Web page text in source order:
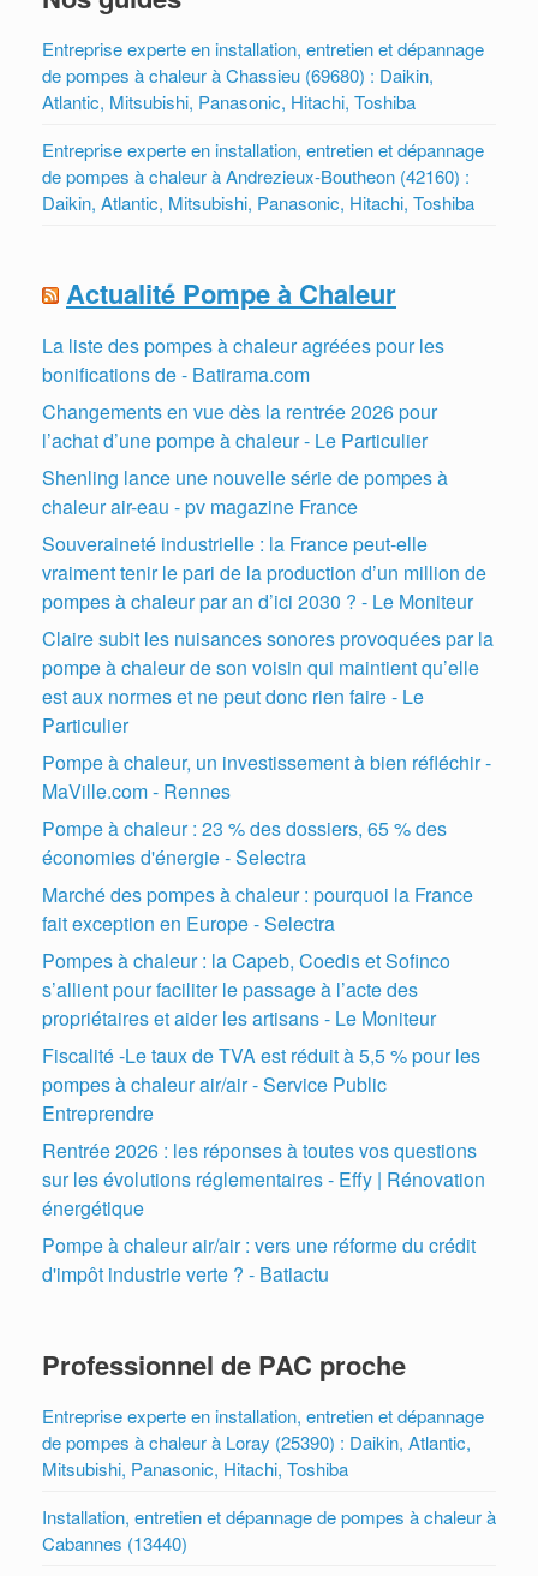
Entreprise experte en installation, entretien et dépannage
de pompes à chaleur à Chassieu (69680) : Daikin,
Atlantic, Mitsubishi, Panasonic, Hitachi, Toshiba
Entreprise experte en installation, entretien et dépannage
de pompes à chaleur à Andrezieux-Boutheon (42160) :
Daikin, Atlantic, Mitsubishi, Panasonic, Hitachi, Toshiba
Actualité Pompe à Chaleur
La liste des pompes à chaleur agréées pour les
bonifications de - Batirama.com
Changements en vue dès la rentrée 2026 pour
l’achat d’une pompe à chaleur - Le Particulier
Shenling lance une nouvelle série de pompes à
chaleur air-eau - pv magazine France
Souveraineté industrielle : la France peut-elle
vraiment tenir le pari de la production d’un million de
pompes à chaleur par an d’ici 2030 ? - Le Moniteur
Claire subit les nuisances sonores provoquées par la
pompe à chaleur de son voisin qui maintient qu’elle
est aux normes et ne peut donc rien faire - Le
Particulier
Pompe à chaleur, un investissement à bien réfléchir -
MaVille.com - Rennes
Pompe à chaleur : 23 % des dossiers, 65 % des
économies d'énergie - Selectra
Marché des pompes à chaleur : pourquoi la France
fait exception en Europe - Selectra
Pompes à chaleur : la Capeb, Coedis et Sofinco
s’allient pour faciliter le passage à l’acte des
propriétaires et aider les artisans - Le Moniteur
Fiscalité -Le taux de TVA est réduit à 5,5 % pour les
pompes à chaleur air/air - Service Public
Entreprendre
Rentrée 2026 : les réponses à toutes vos questions
sur les évolutions réglementaires - Effy | Rénovation
énergétique
Pompe à chaleur air/air : vers une réforme du crédit
d'impôt industrie verte ? - Batiactu
Professionnel de PAC proche
Entreprise experte en installation, entretien et dépannage
de pompes à chaleur à Loray (25390) : Daikin, Atlantic,
Mitsubishi, Panasonic, Hitachi, Toshiba
Installation, entretien et dépannage de pompes à chaleur à
Cabannes (13440)